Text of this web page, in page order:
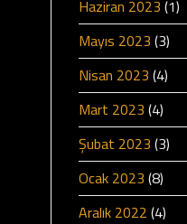
Haziran 2023 (1)
Mayıs 2023 (3)
Nisan 2023 (4)
Mart 2023 (4)
Şubat 2023 (3)
Ocak 2023 (8)
Aralık 2022 (4)